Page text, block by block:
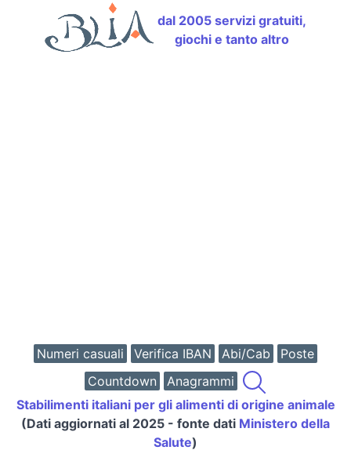
dal 2005 servizi gratuiti,
giochi e tanto altro
Numeri casuali Verifica IBAN Abi/Cab
Poste
Countdown
Anagrammi
Stabilimenti italiani per gli alimenti di origine animale
(Dati aggiornati al 2025 - fonte dati Ministero della
Salute)